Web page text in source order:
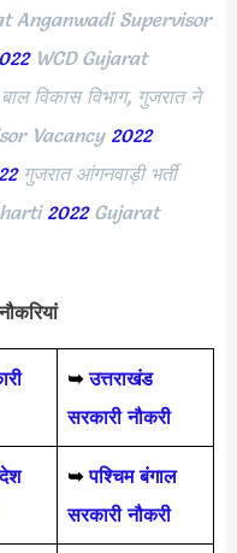
Anganwadi Supervisor
WCD Gujarat
विकास विभाग, गुजरात ने
Vacancy 2022
गुजरात आंगनवाड़ी भर्ती
2022Gujarat
➥ उत्तराखंड
सरकारी नौकरी
➥ पश्चिम बंगाल
सरकारी नौकरी